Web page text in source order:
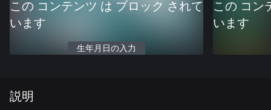
この コンテンツ は ブロック されて
います
生年月日の入力
この コン
います
説明